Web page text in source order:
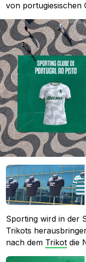
von portugiesischen
Sporting wird in der
Trikots
nach dem Trikot die